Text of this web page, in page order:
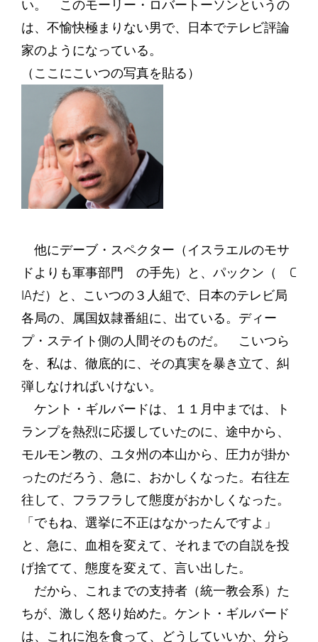
い。 このモーリー・ロバートーソンというの
は、不愉快極まりない男で、日本でテレビ評論
家のようになっている。
（ここにこいつの写真を貼る）
他にデーブ・スペクター（イスラエルのモサ
ドよりも軍事部門 の手先）と、パックン（ C
IAだ）と、こいつの３人組で、日本のテレビ局
各局の、属国奴隷番組に、出ている。ディー
プ・ステイト側の人間そのものだ。 こいつら
を、私は、徹底的に、その真実を暴き立て、糾
弾しなければいけない。
ケント・ギルバードは、１１月中までは、ト
ランプを熱烈に応援していたのに、途中から、
モルモン教の、ユタ州の本山から、圧力が掛か
ったのだろう、急に、おかしくなった。右往左
往して、フラフラして態度がおかしくなった。
「でもね、選挙に不正はなかったんですよ」
と、急に、血相を変えて、それまでの自説を投
げ捨てて、態度を変えて、言い出した。
だから、これまでの支持者（統一教会系）た
ちが、激しく怒り始めた。ケント・ギルバード
は、これに泡を食って、どうしていいか、分ら